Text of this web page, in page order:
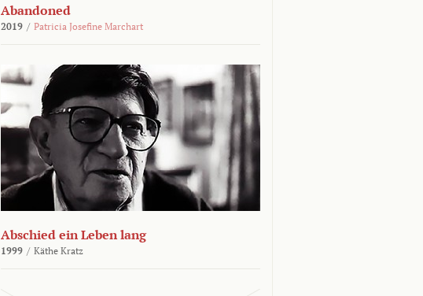
Abandoned
2019 / Patricia Josefine Marchart
Abschied ein Leben lang
1999 / Käthe Kratz